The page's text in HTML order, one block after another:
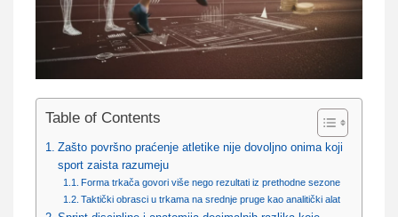
Table of Contents
Zašto površno praćenje atletike nije dovoljno onima koji
sport zaista razumeju
Forma trkača govori više nego rezultati iz prethodne sezone
Taktički obrasci u trkama na srednje pruge kao analitički alat